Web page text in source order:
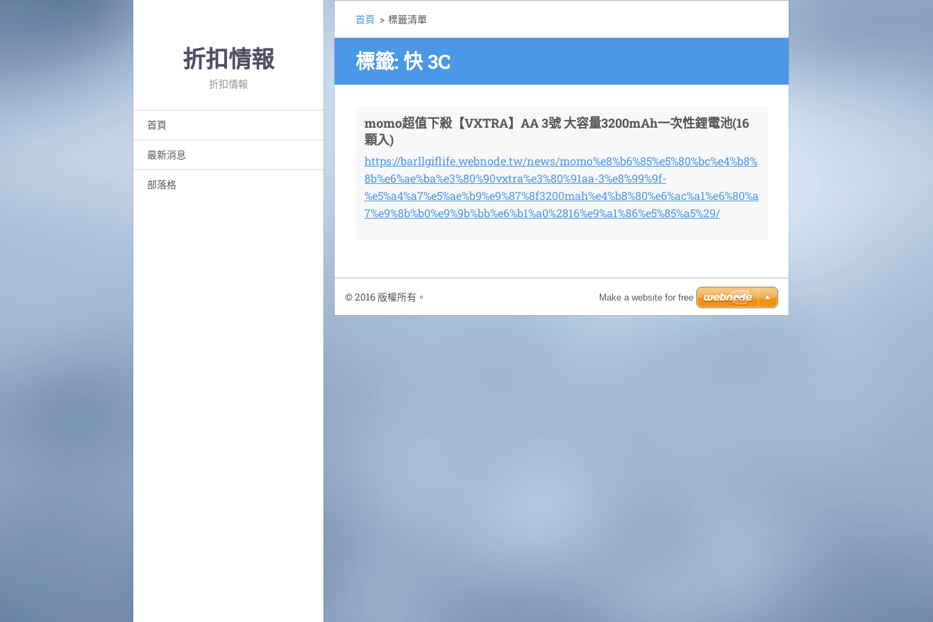
折扣情報
折扣情報
首頁
最新消息
部落格
首頁 > 標籤清單
標籤: 快 3C
momo超值下殺【VXTRA】AA 3號 大容量3200mAh一次性鋰電池(16
顆入)
https://barllgiflife.webnode.tw/news/momo%e8%b6%85%e5%80%bc%e4%b8%
8b%e6%ae%ba%e3%80%90vxtra%e3%80%91aa-3%e8%99%9f-
%e5%a4%a7%e5%ae%b9%e9%87%8f3200mah%e4%b8%80%e6%ac%a1%e6%80%a
7%e9%8b%b0%e9%9b%bb%e6%b1%a0%2816%e9%a1%86%e5%85%a5%29/
© 2016 版權所有。 Make a website for free